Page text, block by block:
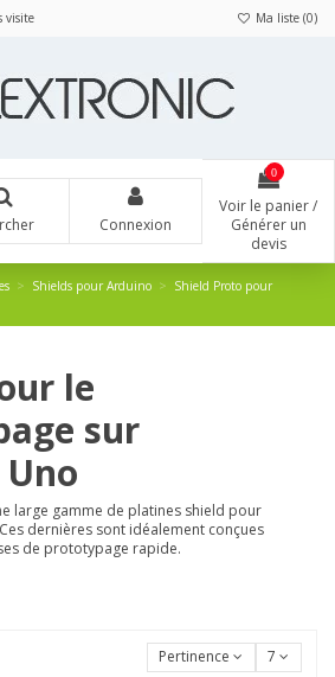
visite Ma liste (0)
Connexion
0
Voir le panier /
Générer un
devis
Shields pour Arduino
Shield Proto pour
le
sur
large gamme de platines shield pour
dernières sont idéalement conçues
de prototypage rapide.
Pertinence 7